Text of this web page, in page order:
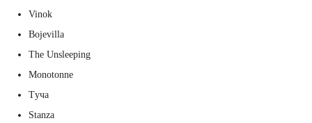
Vinok
Bojevilla
The Unsleeping
Monotonne
Tуча
Stanza